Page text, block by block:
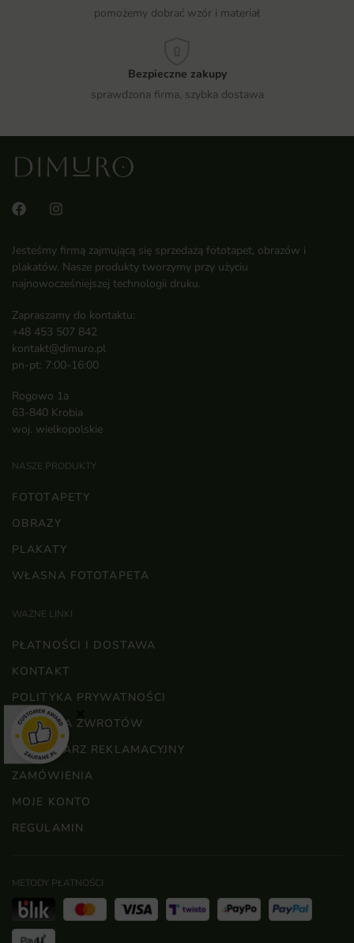
pomożemy dobrać wzór i materiał
Bezpieczne zakupy
sprawdzona firma, szybka dostawa
Jesteśmy firmą zajmującą się sprzedażą fototapet, obrazów i
plakatów. Nasze produkty tworzymy przy użyciu
najnowocześniejszej technologii druku.
Zapraszamy do kontaktu:
+48 453 507 842
kontakt@dimuro.pl
pn-pt: 7:00-16:00
Rogowo 1a
63-840 Krobia
woj. wielkopolskie
NASZE PRODUKTY
FOTOTAPETY
OBRAZY
PLAKATY
WŁASNA FOTOTAPETA
WAŻNE LINKI
PŁATNOŚCI I DOSTAWA
KONTAKT
POLITYKA PRYWATNOŚCI
POLITYKA ZWROTÓW
FORMULARZ REKLAMACYJNY
ZAMÓWIENIA
MOJE KONTO
REGULAMIN
METODY PŁATNOŚCI